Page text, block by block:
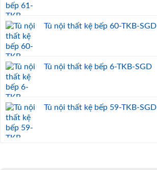
Tủ nội thất kệ bếp 60-TKB-SGD
Tủ nội thất kệ bếp 6-TKB-SGD
Tủ nội thất kệ bếp 59-TKB-SGD